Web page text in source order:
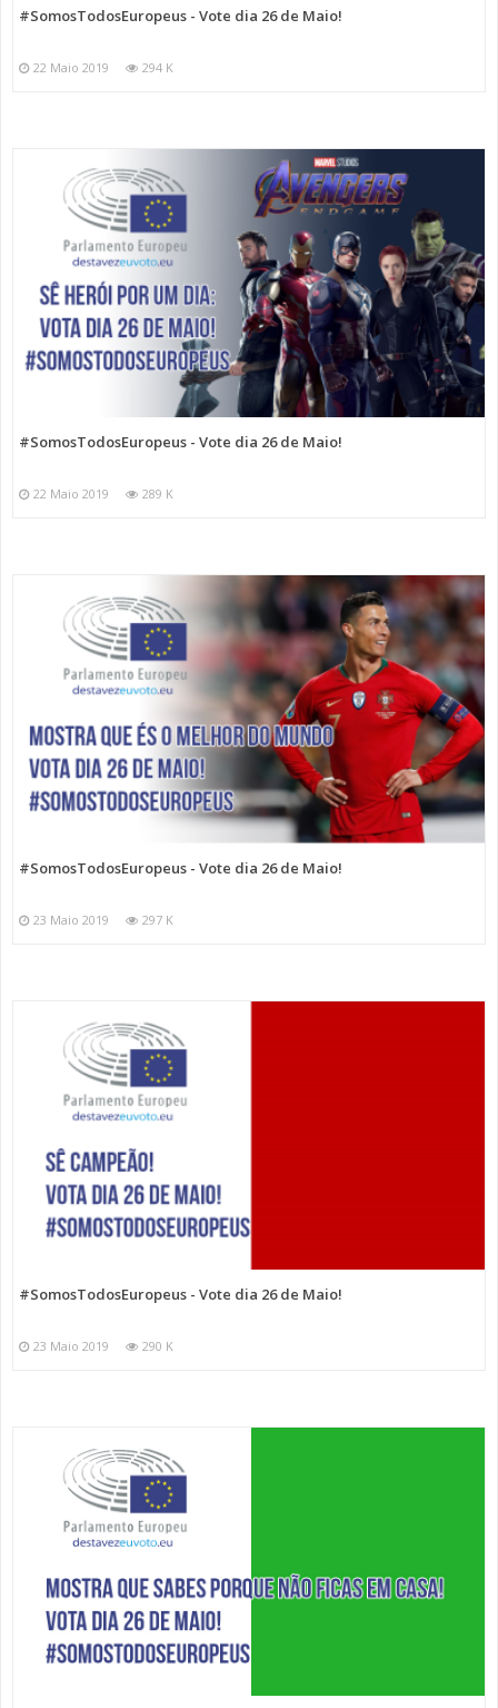
#SomosTodosEuropeus - Vote dia 26 de Maio!
22 Maio 2019 294 K
#SomosTodosEuropeus - Vote dia 26 de Maio!
22 Maio 2019 289 K
#SomosTodosEuropeus - Vote dia 26 de Maio!
23 Maio 2019 297 K
#SomosTodosEuropeus - Vote dia 26 de Maio!
23 Maio 2019 290 K